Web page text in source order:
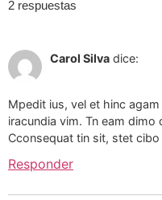
2 respuestas
Carol Silva dice:
Mpedit ius, vel et hinc
iracundia vim. Tn eam dimo
Cconsequat tin sit, stet cibo
Responder